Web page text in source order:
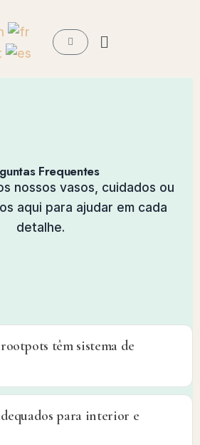
CarrinhoMenu
Frequentes
nossos vasos, cuidados ou
aqui para ajudar em cada
detalhe.
têm sistema de
para interior e